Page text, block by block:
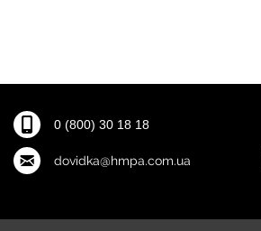
0 (800) 30 18 18
dovidka@hmpa.com.ua